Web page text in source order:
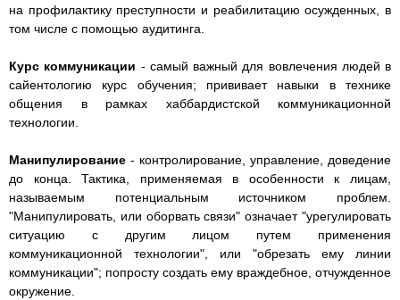
на профилактику преступности и реабилитацию осужденных, в
том числе с помощью аудитинга.
Курс коммуникации - самый важный для вовлечения людей в
сайентологию курс обучения; прививает навыки в технике
общения в рамках хаббардистской коммуникационной
технологии.
Манипулирование - контролирование, управление, доведение
до конца. Тактика, применяемая в особенности к лицам,
называемым потенциальным источником проблем.
"Манипулировать, или оборвать связи" означает "урегулировать
ситуацию с другим лицом путем применения
коммуникационной технологии", или "обрезать ему линии
коммуникации"; попросту создать ему враждебное, отчужденное
окружение.